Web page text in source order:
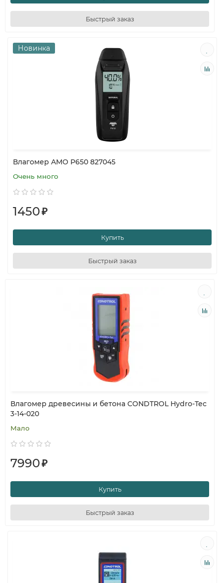
Быстрый заказ
Новинка
Влагомер AMO P650 827045
Очень много
1450₽
Купить
Быстрый заказ
Влагомер древесины и бетона CONDTROL Hydro-Tec
3-14-020
Мало
7990₽
Купить
Быстрый заказ